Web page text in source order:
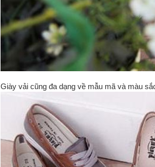
Giày vải cũng đa dạng về mẫu mã và màu